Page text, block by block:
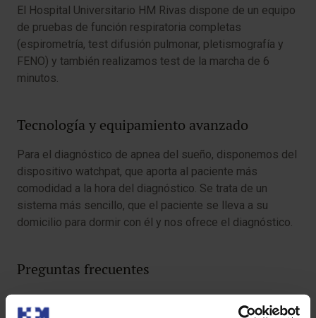
El Hospital Universitario HM Rivas dispone de un equipo
de pruebas de función respiratoria completas
(espirometría, test difusión pulmonar, pletismografía y
FENO) y también realizamos test de la marcha de 6
minutos.
Tecnología y equipamiento avanzado
Para el diagnóstico de apnea del sueño, disponemos del
dispositivo watchpat, que aporta al paciente más
comodidad a la hora del diagnóstico. Se trata de un
sistema más sencillo, que el paciente se lleva a su
domicilio para dormir con él y nos ofrece el diagnóstico.
Preguntas frecuentes
¿Cómo se realizarían las pruebas de función